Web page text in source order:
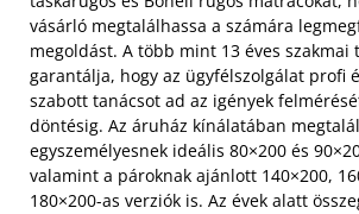
vásárló megtalálhassa a számára
megoldást. A több mint 13 éves szakmai
garantálja, hogy az ügyfélszolgálat profi
szabott tanácsot ad az igények
döntésig. Az áruház kínálatában
egyszemélyesnek ideális 80×200 és
valamint a pároknak ajánlott 140×200,
180×200-as verziók is. Az évek alatt